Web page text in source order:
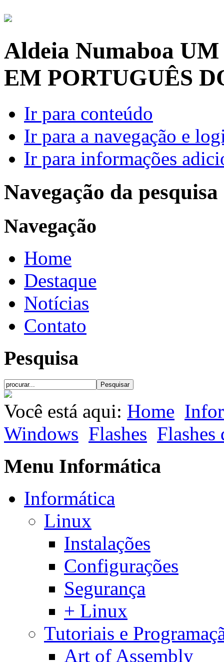
Aldeia Numaboa UM
EM PORTUGUÊS
Ir para conteúdo
Ir para a navegação e
Ir para informações
Navegação da pesquisa
Navegação
Home
Destaque
Notícias
Contato
Pesquisa
Você está aqui: Home
Windows Flashes Flashes
Menu Informática
Informática
Linux
Instalações
Configurações
Segurança
+ Linux
Tutoriais e
Art of Assembly